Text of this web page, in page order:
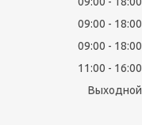
09:00
18:00
09:00
18:00
11:00
16:00
Выходной